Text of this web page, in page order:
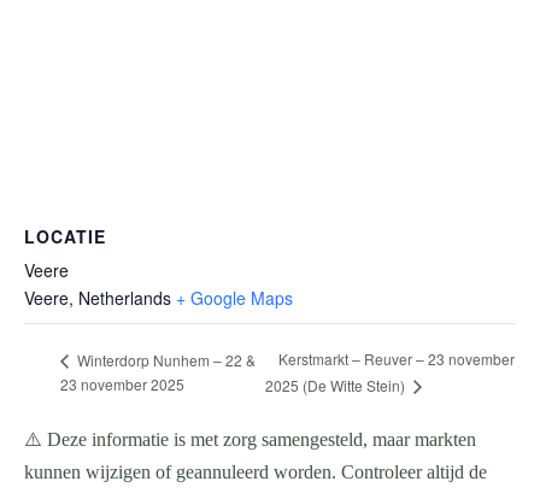
LOCATIE
Veere
Veere, Netherlands + Google Maps
Winterdorp Nunhem – 22 &
23 november 2025
Kerstmarkt – Reuver – 23 november
2025 (De Witte Stein)
⚠️ Deze informatie is met zorg samengesteld, maar markten
kunnen wijzigen of geannuleerd worden. Controleer altijd de